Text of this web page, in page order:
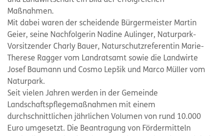
Maßnahmen.
Mit dabei waren der scheidende Bürgermeister Martin
Geier, seine Nachfolgerin Nadine Aulinger, Naturpark-
Vorsitzender Charly Bauer, Naturschutzreferentin Marie-
Therese Ragger vom Landratsamt sowie die Landwirte
Josef Baumann und Cosmo Lepšik und Marco Müller vom
Naturpark.
Seit vielen Jahren werden in der Gemeinde
Landschaftspflegemaßnahmen mit einem
durchschnittlichen jährlichen Volumen von rund 10.000
Euro umgesetzt. Die Beantragung von Fördermitteln